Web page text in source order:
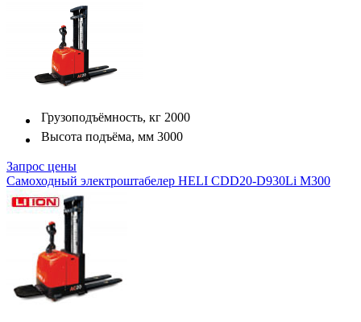
Грузоподъёмность, кг 2000
Высота подъёма, мм 3000
Запрос цены
Самоходный электроштабелер HELI CDD20-D930Li M300